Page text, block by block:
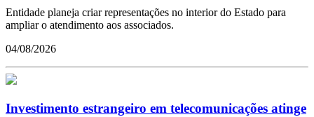
Entidade planeja criar representações no interior do Estado para
ampliar o atendimento aos associados.
04/08/2026
Investimento estrangeiro em telecomunicações atinge